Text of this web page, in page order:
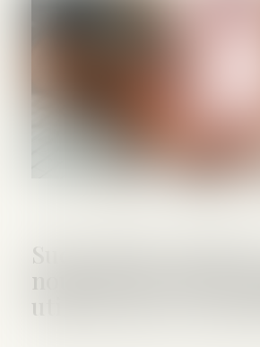
Successions vacantes
nouveaux services en
utiles pour les